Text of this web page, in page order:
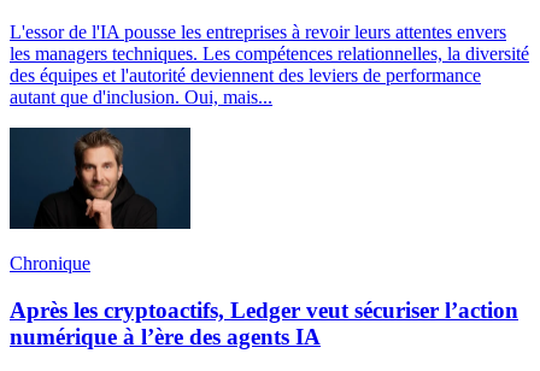
L'essor de l'IA pousse les entreprises à revoir leurs attentes envers
les managers techniques. Les compétences relationnelles, la diversité
des équipes et l'autorité deviennent des leviers de performance
autant que d'inclusion. Oui, mais...
Chronique
Après les cryptoactifs, Ledger veut sécuriser l’action
numérique à l’ère des agents IA